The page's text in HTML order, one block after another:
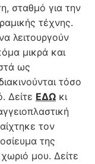
σταθμό για την
τέχνης.
λειτουργούν
μικρά και
ως
τόσο
Δείτε ΕΔΩκι
τον
της
μου. Δείτε